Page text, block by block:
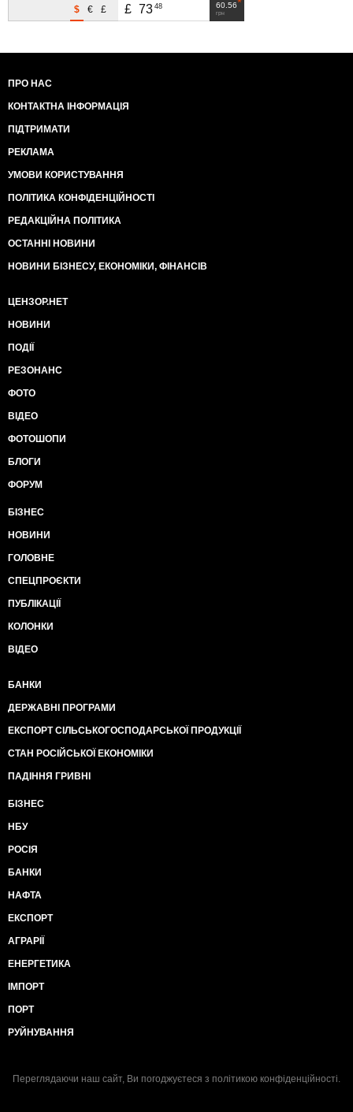
£
€
$ 60.56
грн
£ 73 48
ПРО НАС
КОНТАКТНА ІНФОРМАЦІЯ
ПІДТРИМАТИ
РЕКЛАМА
УМОВИ КОРИСТУВАННЯ
ПОЛІТИКА КОНФІДЕНЦІЙНОСТІ
РЕДАКЦІЙНА ПОЛІТИКА
ОСТАННІ НОВИНИ
НОВИНИ БІЗНЕСУ, ЕКОНОМІКИ, ФІНАНСІВ
ЦЕНЗОР.НЕТ
НОВИНИ
ПОДІЇ
РЕЗОНАНС
ФОТО
ВІДЕО
ФОТОШОПИ
БЛОГИ
ФОРУМ
БІЗНЕС
НОВИНИ
ГОЛОВНЕ
СПЕЦПРОЄКТИ
ПУБЛІКАЦІЇ
КОЛОНКИ
ВІДЕО
БАНКИ
ДЕРЖАВНІ ПРОГРАМИ
ЕКСПОРТ СІЛЬСЬКОГОСПОДАРСЬКОЇ ПРОДУКЦІЇ
СТАН РОСІЙСЬКОЇ ЕКОНОМІКИ
ПАДІННЯ ГРИВНІ
БІЗНЕС
НБУ
РОСІЯ
БАНКИ
НАФТА
ЕКСПОРТ
АГРАРІЇ
ЕНЕРГЕТИКА
ІМПОРТ
ПОРТ
РУЙНУВАННЯ
Переглядаючи наш сайт, Ви погоджуєтеся з політикою конфіденційності.